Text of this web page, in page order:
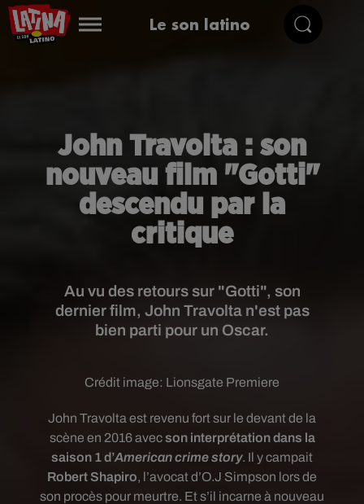
Le son latino
John Travolta : son
nouveau film "Gotti"
descendu par la
critique
Au vu des retours sur "Gotti", son
dernier film, John Travolta n'est pas
bien parti pour un Oscar.
Crédit image: Lionsgate Premiere
John Travolta est revenu fort sur le devant de la
scène en 2016 avec son interprétation dans la
saison 1 d’American crime story. Il y campait
Robert Shapiro, l’avocat d’O.J Simpson lors de
son procès pour meurtre. Et s’il incarne à nouveau